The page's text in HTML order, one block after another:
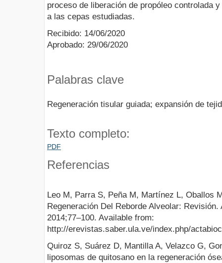
proceso de liberación de propóleo controlada
a las cepas estudiadas.
Recibido: 14/06/2020
Aprobado: 29/06/2020
Palabras clave
Regeneración tisular guiada; expansión de
Texto completo:
PDF
Referencias
Leo M, Parra S, Peña M, Martínez L, Oballos
Regeneración Del Reborde Alveolar:
2014;77–100. Available from:
http://erevistas.saber.ula.ve/index.php/
Quiroz S, Suárez D, Mantilla A, Velazco G,
liposomas de quitosano en la regeneración